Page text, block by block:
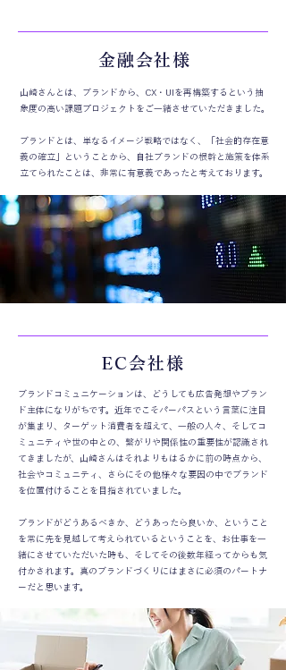
金融会社様
山崎さんとは、ブランドから、CX・UIを再構築するという抽
象度の高い課題プロジェクトをご一緒させていただきました。
ブランドとは、単なるイメージ戦略ではなく、「社会的存在意
義の確立」ということから、自社ブランドの根幹と施策を体系
立てられたことは、非常に有意義であったと考えております。
EC会社様
ブランドコミュニケーションは、どうしても広告発想やブラン
ド主体になりがちです。近年でこそパーパスという言葉に注目
が集まり、ターゲット消費者を超えて、一般の人々、そしてコ
ミュニティや世の中との、繋がりや関係性の重要性が認識され
てきましたが、山崎さんはそれよりもはるかに前の時点から、
社会やコミュニティ、さらにその他様々な要因の中でブランド
を位置付けることを目指されていました。
ブランドがどうあるべきか、どうあったら良いか、ということ
を常に先を見越して考えられているということを、お仕事を一
緒にさせていただいた時も、そしてその後数年経ってからも気
付かされます。真のブランドづくりにはまさに必須のパートナ
ーだと思います。